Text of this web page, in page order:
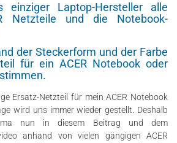
einziger Laptop-Hersteller alle
Netzteile und die Notebook-
der Steckerform und der Farbe
für ein ACER Notebook oder
Ersatz-Netzteil für mein ACER Notebook
wird uns immer wieder gestellt. Deshalb
nun in diesem Beitrag und dem
anhand von vielen gängigen ACER